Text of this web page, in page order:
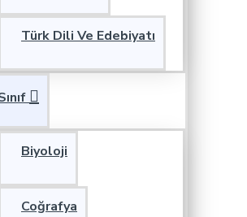
Türk Dili Ve Edebiyatı
Biyoloji
Coğrafya